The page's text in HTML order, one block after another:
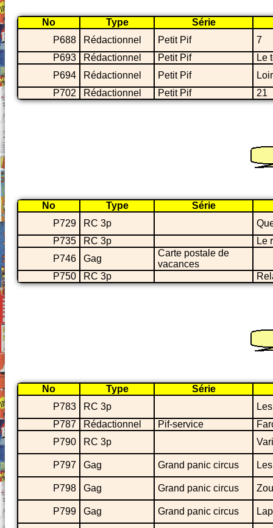
No Type
Série
P688
Rédactionnel Petit Pif
7
P693
Rédactionnel Petit Pif
Le
P694
Rédactionnel Petit Pif
P702
Rédactionnel Petit Pif 21
No Type
Série
P729
RC 3p
P735
RC 3p
Le
P746
Gag
Carte postale de
vacances
P750
RC 3p
No Type
Série
P783
RC 3p
P787
Rédactionnel Pif-service
P790
RC 3p
P797 Gag Grand panic circus
P798 Gag Grand panic circus
P799 Gag Grand panic circus